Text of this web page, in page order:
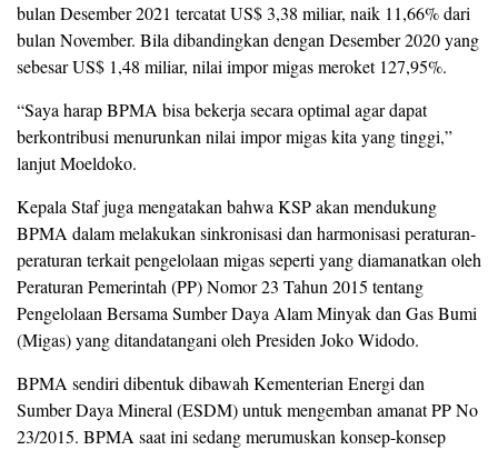
bulan Desember 2021 tercatat US$ 3,38 miliar, naik 11,66% dari
bulan November. Bila dibandingkan dengan Desember 2020 yang
sebesar US$ 1,48 miliar, nilai impor migas meroket 127,95%.
“Saya harap BPMA bisa bekerja secara optimal agar dapat
berkontribusi menurunkan nilai impor migas kita yang tinggi,”
lanjut Moeldoko.
Kepala Staf juga mengatakan bahwa KSP akan mendukung
BPMA dalam melakukan sinkronisasi dan harmonisasi peraturan-
peraturan terkait pengelolaan migas seperti yang diamanatkan oleh
Peraturan Pemerintah (PP) Nomor 23 Tahun 2015 tentang
Pengelolaan Bersama Sumber Daya Alam Minyak dan Gas Bumi
(Migas) yang ditandatangani oleh Presiden Joko Widodo.
BPMA sendiri dibentuk dibawah Kementerian Energi dan
Sumber Daya Mineral (ESDM) untuk mengemban amanat PP No
23/2015. BPMA saat ini sedang merumuskan konsep-konsep